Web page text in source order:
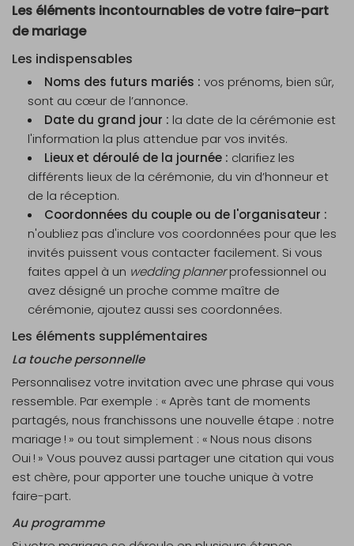
Les éléments incontournables de votre faire-part
de mariage
Les indispensables
Noms des futurs mariés : vos prénoms, bien sûr,
sont au cœur de l’annonce.
Date du grand jour : la date de la cérémonie est
l'information la plus attendue par vos invités.
Lieux et déroulé de la journée : clarifiez les
différents lieux de la cérémonie, du vin d’honneur et
de la réception.
Coordonnées du couple ou de l'organisateur :
n'oubliez pas d'inclure vos coordonnées pour que les
invités puissent vous contacter facilement. Si vous
faites appel à un wedding plannerprofessionnel ou
avez désigné un proche comme maître de
cérémonie, ajoutez aussi ses coordonnées.
Les éléments supplémentaires
La touche personnelle
Personnalisez votre invitation avec une phrase qui vous
ressemble. Par exemple : « Après tant de moments
partagés, nous franchissons une nouvelle étape : notre
mariage ! » ou tout simplement : « Nous nous disons
Oui ! » Vous pouvez aussi partager une citation qui vous
est chère, pour apporter une touche unique à votre
faire-part.
Au programme